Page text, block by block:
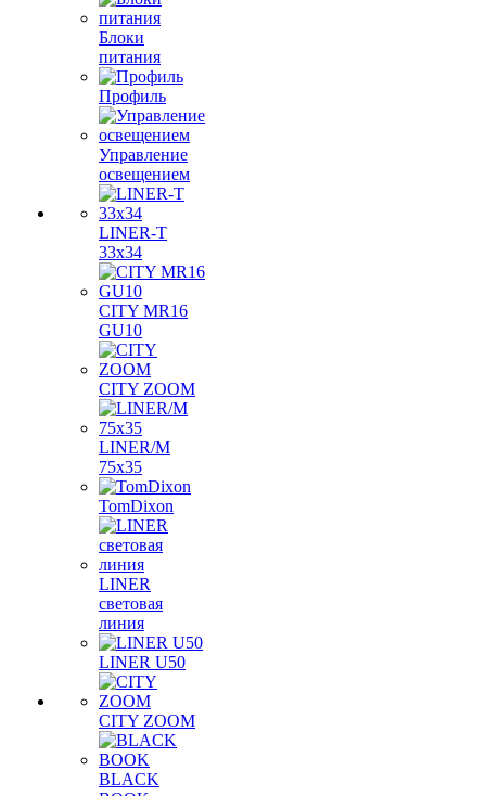
Блоки
питания
Профиль
Управление
освещением
LINER-T
33x34
CITY MR16
GU10
CITY ZOOM
LINER/M
75х35
TomDixon
LINER
световая
линия
LINER U50
CITY ZOOM
BLACK